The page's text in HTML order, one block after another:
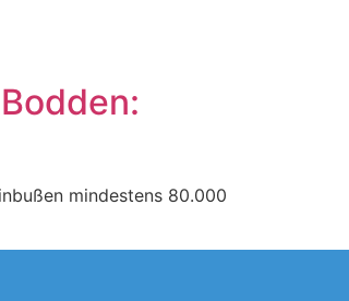
mindestens 80.000